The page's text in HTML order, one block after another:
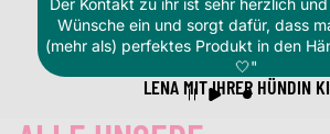
Wünsche ein und sorgt dafür, dass
(mehr als) perfektes Produkt in den
🤍"
LENA MIT IHRER HÜNDIN